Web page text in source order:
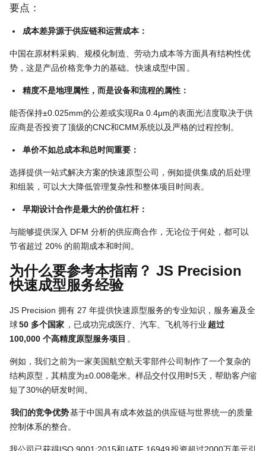
要点：
成本差异源于供应链和运营成本：
中国在原材料采购、规模化制造、劳动力成本等方面具有结构性优
势，这是产品价格竞争力的基础。
快速成型中国 。
精度不是地理属性，而是设备和流程的属性：
能否保持±0.025mm的公差或实现Ra 0.4μm的表面光洁度取决于供
应商是否投资了顶级的CNC和CMM系统以及严格的过程控制。
单价不如总成本和总时间重要：
选择提供一站式解决方案的快速原型公司，例如提供集成的后处理
和组装，可以大大降低管理复杂性和整体项目时间表。
早期设计合作是最大的价值杠杆：
与能够提供深入 DFM 分析的供应商合作，无论位于何处，都可以
节省超过 20% 的前期成本和时间。
为什么要参考本指南？ JS Precision
快速成型服务经验
JS Precision 拥有 27 年提供快速原型服务的专业知识，服务遍及全
球50 多个国家 ，已成功完成医疗、汽车、飞机等行业 超过
100,000 个高精度原型服务项目 。
例如，我们之前为一家美国航空航天零部件公司制作了一个复杂的
结构原型，其精度为±0.008毫米。样品交付仅用时5天，帮助客户缩
短了30%的研发时间。
我们的竞争优势基于中国具有成本效益的供应链与世界统一的质量
控制体系的整合。
我公司已获得ISO 9001:2015和 IATF 16949投资超过2000万美元引